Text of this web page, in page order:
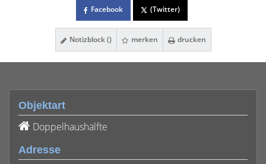
Facebook (Twitter)
Notizblock () merken drucken
Objektart
Doppelhaushälfte
Adresse